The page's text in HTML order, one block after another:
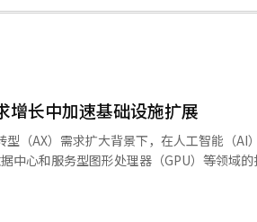
增长中加速基础设施扩展
型（AX）需求扩大背景下，在人工智能（AI
中心和服务型图形处理器（GPU）等领域